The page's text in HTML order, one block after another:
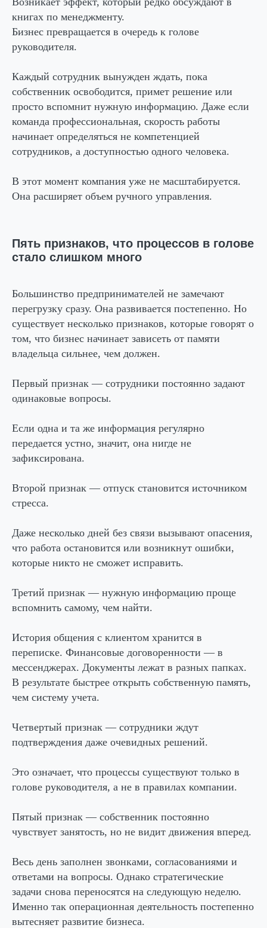
книгах по менеджменту.
Бизнес превращается в очередь к голове
руководителя.
Каждый сотрудник вынужден ждать, пока
собственник освободится, примет решение или
просто вспомнит нужную информацию. Даже если
команда профессиональная, скорость работы
начинает определяться не компетенцией
сотрудников, а доступностью одного человека.
В этот момент компания уже не масштабируется.
Она расширяет объем ручного управления.
Пять признаков, что процессов в голове
стало слишком много
Большинство предпринимателей не замечают
перегрузку сразу. Она развивается постепенно. Но
существует несколько признаков, которые говорят о
том, что бизнес начинает зависеть от памяти
владельца сильнее, чем должен.
Первый признак — сотрудники постоянно задают
одинаковые вопросы.
Если одна и та же информация регулярно
передается устно, значит, она нигде не
зафиксирована.
Второй признак — отпуск становится источником
стресса.
Даже несколько дней без связи вызывают опасения,
что работа остановится или возникнут ошибки,
которые никто не сможет исправить.
Третий признак — нужную информацию проще
вспомнить самому, чем найти.
История общения с клиентом хранится в
переписке. Финансовые договоренности — в
мессенджерах. Документы лежат в разных папках.
В результате быстрее открыть собственную память,
чем систему учета.
Четвертый признак — сотрудники ждут
подтверждения даже очевидных решений.
Это означает, что процессы существуют только в
голове руководителя, а не в правилах компании.
Пятый признак — собственник постоянно
чувствует занятость, но не видит движения вперед.
Весь день заполнен звонками, согласованиями и
ответами на вопросы. Однако стратегические
задачи снова переносятся на следующую неделю.
Именно так операционная деятельность постепенно
вытесняет развитие бизнеса.